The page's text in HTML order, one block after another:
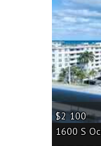
$2 100
1600 S